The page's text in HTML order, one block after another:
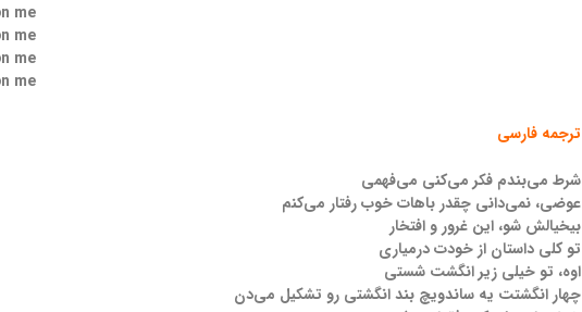
me
me
me
me
ترجمه فارسی
شرط می‌بندم فکر می‌کنی می‌فهمی
عوضی، نمی‌دانی چقدر باهات خوب رفتار می‌کنم
بیخیالش شو، این غرور و افتخار
تو کلی داستان از خودت درمیاری
اوه، تو خیلی زیر انگشت شستی
چهار انگشتت یه ساندویچ بند انگشتی رو تشکیل می‌دن